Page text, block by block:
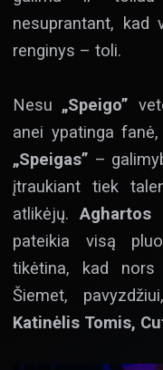
nesuprantant,
renginys – toli.
Nesu „Speigo”
anei ypatinga
„Speigas” –
įtraukiant tiek
atlikėjų. Aghartos
pateikia visą
tikėtina, kad nors
Šiemet,
Katinėlis Tomis,